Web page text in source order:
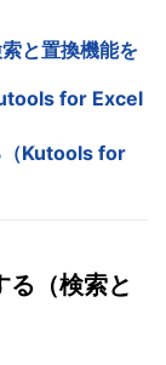
と置換機能を
for Excel
（Kutools for
（検索と